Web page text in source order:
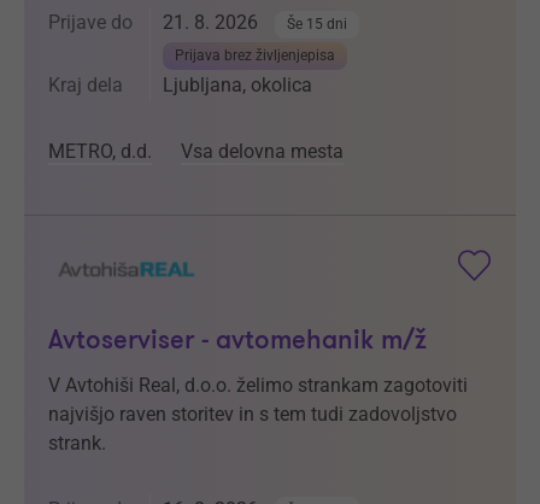
Prijave do 21. 8. 2026
Še 15 dni
Prijava brez življenjepisa
Kraj dela Ljubljana, okolica
METRO, d.d. Vsa delovna mesta
Avtoserviser - avtomehanik m/ž
V Avtohiši Real, d.o.o. želimo strankam zagotoviti
najvišjo raven storitev in s tem tudi zadovoljstvo
strank.